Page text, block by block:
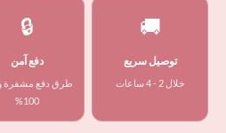
🚚
توصيل سريع
خلال 2 - 4 ساعات
🔒
دفع آمن
طرق دفع مشفرة
100%